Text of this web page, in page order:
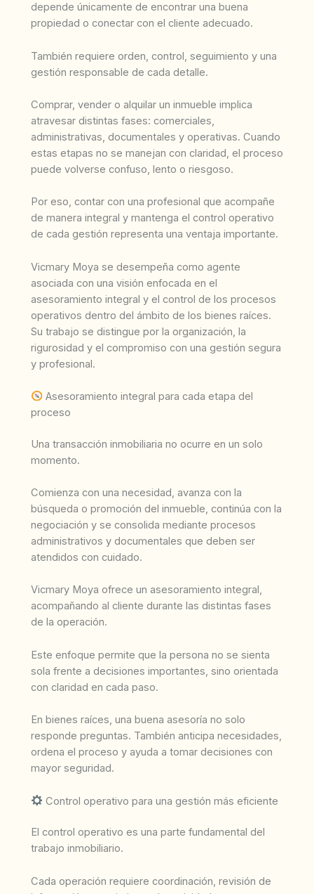
depende únicamente de encontrar una buena
propiedad o conectar con el cliente adecuado.
También requiere orden, control, seguimiento y una
gestión responsable de cada detalle.
Comprar, vender o alquilar un inmueble implica
atravesar distintas fases: comerciales,
administrativas, documentales y operativas. Cuando
estas etapas no se manejan con claridad, el proceso
puede volverse confuso, lento o riesgoso.
Por eso, contar con una profesional que acompañe
de manera integral y mantenga el control operativo
de cada gestión representa una ventaja importante.
Vicmary Moya se desempeña como agente
asociada con una visión enfocada en el
asesoramiento integral y el control de los procesos
operativos dentro del ámbito de los bienes raíces.
Su trabajo se distingue por la organización, la
rigurosidad y el compromiso con una gestión segura
y profesional.
Asesoramiento integral para cada etapa del
proceso
Una transacción inmobiliaria no ocurre en un solo
momento.
Comienza con una necesidad, avanza con la
búsqueda o promoción del inmueble, continúa con la
negociación y se consolida mediante procesos
administrativos y documentales que deben ser
atendidos con cuidado.
Vicmary Moya ofrece un asesoramiento integral,
acompañando al cliente durante las distintas fases
de la operación.
Este enfoque permite que la persona no se sienta
sola frente a decisiones importantes, sino orientada
con claridad en cada paso.
En bienes raíces, una buena asesoría no solo
responde preguntas. También anticipa necesidades,
ordena el proceso y ayuda a tomar decisiones con
mayor seguridad.
Control operativo para una gestión más eficiente
El control operativo es una parte fundamental del
trabajo inmobiliario.
Cada operación requiere coordinación, revisión de